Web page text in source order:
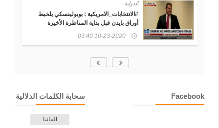
#الانتخابات_الامريكية : بوبولينسكي يلخبط
أوراق بايدن قبل بداية المناظرة الأخيرة
10-23-2020 03:40
سحابة الكلمات الدلالية
المانيا
Facebook